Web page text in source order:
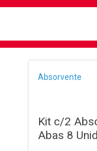
Absorvente
Kit c/2
Abas 8